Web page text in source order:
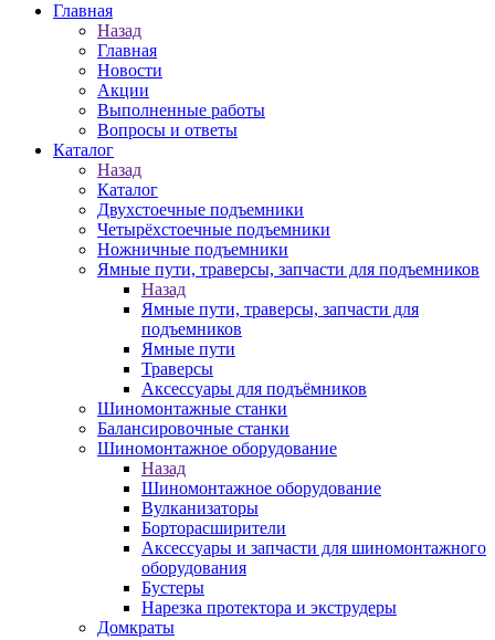
Главная
Назад
Главная
Новости
Акции
Выполненные работы
Вопросы и ответы
Каталог
Назад
Каталог
Двухстоечные подъемники
Четырёхстоечные подъемники
Ножничные подъемники
Ямные пути, траверсы, запчасти для подъемников
Назад
Ямные пути, траверсы, запчасти для
подъемников
Ямные пути
Траверсы
Аксессуары для подъёмников
Шиномонтажные станки
Балансировочные станки
Шиномонтажное оборудование
Назад
Шиномонтажное оборудование
Вулканизаторы
Борторасширители
Аксессуары и запчасти для шиномонтажного
оборудования
Бустеры
Нарезка протектора и экструдеры
Домкраты